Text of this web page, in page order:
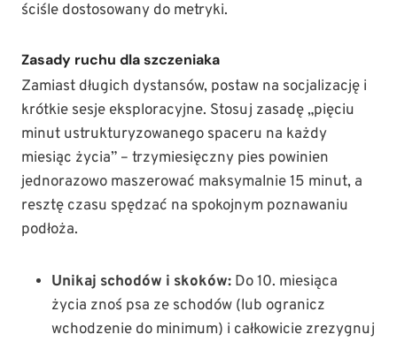
ściśle dostosowany do metryki.
Zasady ruchu dla szczeniaka
Zamiast długich dystansów, postaw na socjalizację i
krótkie sesje eksploracyjne. Stosuj zasadę „pięciu
minut ustrukturyzowanego spaceru na każdy
miesiąc życia” – trzymiesięczny pies powinien
jednorazowo maszerować maksymalnie 15 minut, a
resztę czasu spędzać na spokojnym poznawaniu
podłoża.
Unikaj schodów i skoków: Do 10. miesiąca
życia znoś psa ze schodów (lub ogranicz
wchodzenie do minimum) i całkowicie zrezygnuj